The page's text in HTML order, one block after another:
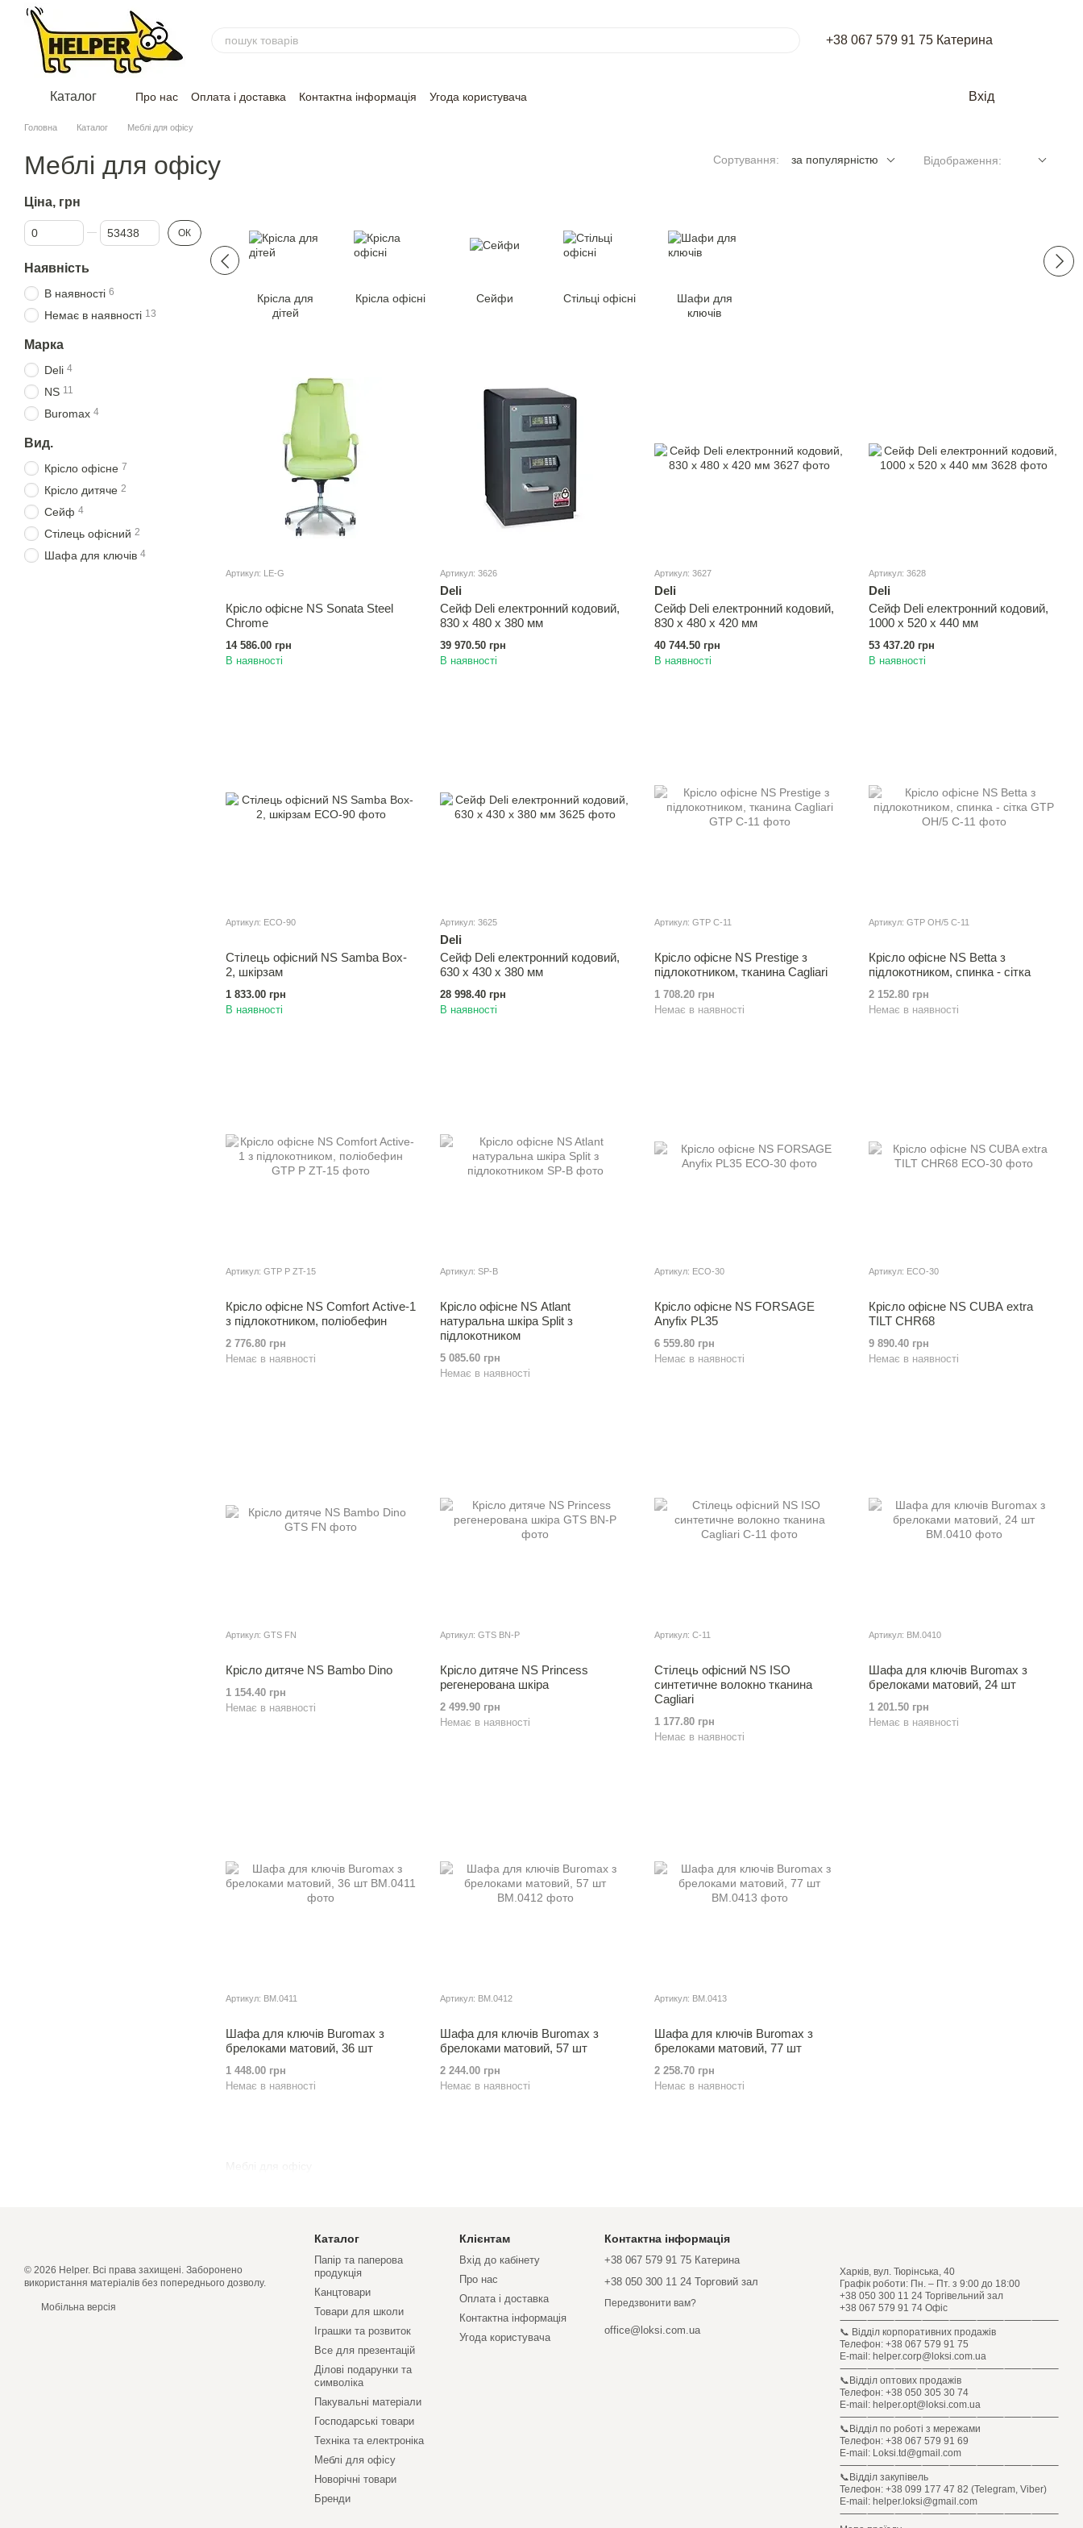
Перейти до основного контенту
+38 067 579 91 75 Катерина
Каталог Про нас Оплата і доставка Контактна інформація Угода користувача Вхід
Головна Каталог Меблі для офісу
Меблі для офісу Сортування: за популярністю Відображення:
Крiсла для
дiтей
Крісла офісні Сейфи Стільці офісні
Шафи для
ключiв
Артикул: LE-G
Крісло офісне NS Sonata Steel
Chrome
14 586.00 грн
В наявності
Артикул: 3626
Deli
Сейф Deli електронний кодовий,
830 х 480 х 380 мм
39 970.50 грн
В наявності
Артикул: 3627
Deli
Сейф Deli електронний кодовий,
830 х 480 х 420 мм
40 744.50 грн
В наявності
Артикул: 3628
Deli
Сейф Deli електронний кодовий,
1000 х 520 х 440 мм
53 437.20 грн
В наявності
Артикул: ECO-90
Стiлець офiсний NS Samba Box-
2, шкiрзам
1 833.00 грн
В наявності
Артикул: 3625
Deli
Сейф Deli електронний кодовий,
630 х 430 х 380 мм
28 998.40 грн
В наявності
Артикул: GTP C-11
Крісло офісне NS Prestige з
пiдлокотником, тканина Cagliari
1 708.20 грн
Немає в наявності
Артикул: GTP OH/5 C-11
Крісло офісне NS Betta з
пiдлокотником, спинка - сiтка
2 152.80 грн
Немає в наявності
Артикул: GTP Р ZT-15
Крісло офісне NS Comfort Active-1
з пiдлокoтником, полiобефин
2 776.80 грн
Немає в наявності
Артикул: SP-B
Крісло офісне NS Atlant
натуральна шкiра Split з
пiдлокотником
5 085.60 грн
Немає в наявності
Артикул: ECO-30
Крісло офісне NS FORSAGE
Anyfix PL35
6 559.80 грн
Немає в наявності
Артикул: ECO-30
Крісло офісне NS CUBA extra
TILT CHR68
9 890.40 грн
Немає в наявності
Артикул: GTS FN
Крiсло дитяче NS Bambo Dino
1 154.40 грн
Немає в наявності
Артикул: GTS BN-P
Крiсло дитяче NS Princess
регенерована шкiра
2 499.90 грн
Немає в наявності
Артикул: C-11
Стiлець офiсний NS ISO
синтетичне волокно тканина
Cagliari
1 177.80 грн
Немає в наявності
Артикул: BM.0410
Шафа для ключiв Buromax з
брелоками матовий, 24 шт
1 201.50 грн
Немає в наявності
Артикул: BM.0411
Шафа для ключiв Buromax з
брелоками матовий, 36 шт
1 448.00 грн
Немає в наявності
Артикул: BM.0412
Шафа для ключiв Buromax з
брелоками матовий, 57 шт
2 244.00 грн
Немає в наявності
Артикул: BM.0413
Шафа для ключiв Buromax з
брелоками матовий, 77 шт
2 258.70 грн
Немає в наявності
Ціна, грн
Від Ціна, грн
До Ціна, грн ОК
Наявність
В наявності 6
Немає в наявності 13
Марка
Deli 4
NS 11
Buromax 4
Вид.
Крісло офісне 7
Крiсло дитяче 2
Сейф 4
Стiлець офiсний 2
Шафа для ключiв 4
© 2026 Helper. Всі права захищені. Заборонено
використання матеріалів без попереднього дозволу.
Мобільна версія
Каталог
Папір та паперова
продукція
Канцтовари
Товари для школи
Іграшки та розвиток
Все для презентацій
Ділові подарунки та
символіка
Пакувальні матеріали
Господарські товари
Техніка та електроніка
Меблі для офісу
Новорічні товари
Бренди
Клієнтам
Вхід до кабінету
Про нас
Оплата і доставка
Контактна інформація
Угода користувача
Контактна інформація
+38 067 579 91 75 Катерина
+38 050 300 11 24 Торговий зал
Передзвонити вам?
office@loksi.com.ua
Харків, вул. Тюрінська, 40
Графік роботи: Пн. – Пт. з 9:00 до 18:00
+38 050 300 11 24 Торгівельний зал
+38 067 579 91 74 Офіс
⸻⸻⸻⸻⸻⸻⸻⸻
📞 Відділ корпоративних продажів
Телефон: +38 067 579 91 75
E-mail: helper.corp@loksi.com.ua
⸻⸻⸻⸻⸻⸻⸻⸻
📞Відділ оптових продажів
Телефон: +38 050 305 30 74
E-mail: helper.opt@loksi.com.ua
⸻⸻⸻⸻⸻⸻⸻⸻
📞Відділ по роботі з мережами
Телефон: +38 067 579 91 69
E-mail: Loksi.td@gmail.com
⸻⸻⸻⸻⸻⸻⸻⸻
📞Відділ закупівель
Телефон: +38 099 177 47 82 (Telegram, Viber)
E-mail: helper.loksi@gmail.com
⸻⸻⸻⸻⸻⸻⸻⸻